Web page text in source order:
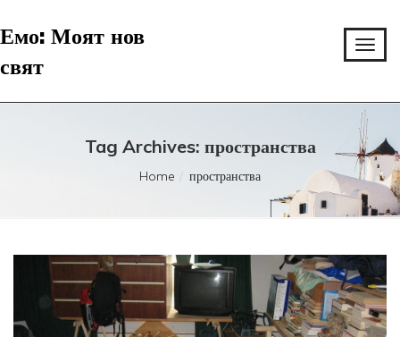
Емо: Моят нов
свят
Tag Archives: пространства
Home пространства